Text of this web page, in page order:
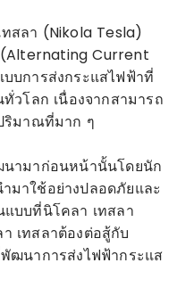
สลา (Nikola Tesla)
(Alternating Current
บการส่งกระแสไฟฟ้าที่
วโลก เนื่องจากสามารถ
ริมาณที่มาก ๆ
นามาก่อนหน้านั้นโดยนัก
มาใช้อย่างปลอดภัยและ
บบที่นิโคลา เทสลา
เทสลาต้องต่อสู้กับ
ฒนาการส่งไฟฟ้ากระแส